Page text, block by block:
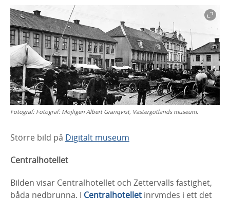
Fotograf: Fotograf: Möjligen Albert Granqvist, Västergötlands museum.
Större bild på Digitalt museum
Centralhotellet
Bilden visar Centralhotellet och Zettervalls fastighet,
båda nedbrunna. I Centralhotellet inrymdes i ett det